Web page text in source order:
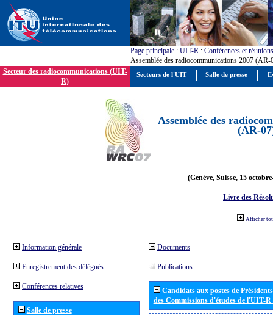
Page principale : UIT-R : Conférences et réunions
Assemblée des radiocommunications 2007 (AR-
Secteur des radiocommunications (UIT-
R)
Assemblée des
(AR-
(Genève, Suisse, 15
Livre des
Afficher
Information générale
Enregistrement des délégués
Conférences relatives
Salle de presse
Documents
Publications
Candidats aux postes de
des Commissions d'études de l'UIT-
Secteurs de l'UIT Salle de presse